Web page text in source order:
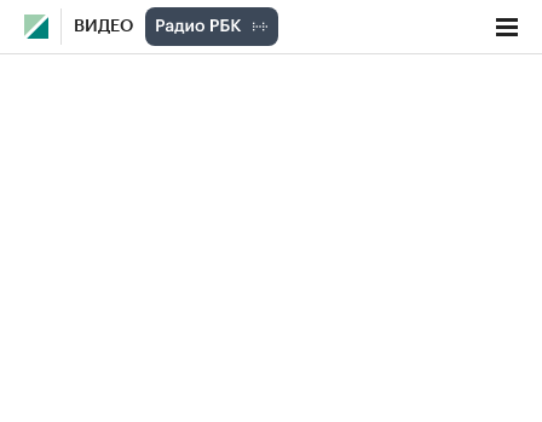
ВИДЕО